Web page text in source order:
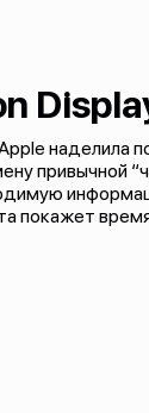
наделила
привычной
покажет